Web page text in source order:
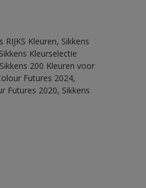
Kleuren, Sikkens
Kleurselectie
200 Kleuren voor
Futures 2024,
Futures 2020, Sikkens